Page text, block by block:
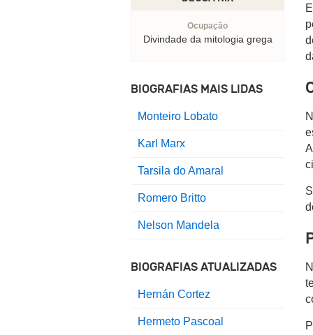
Ocupação
Divindade da mitologia grega
BIOGRAFIAS MAIS LIDAS
Monteiro Lobato
Karl Marx
Tarsila do Amaral
Romero Britto
Nelson Mandela
BIOGRAFIAS ATUALIZADAS
Hernán Cortez
Hermeto Pascoal